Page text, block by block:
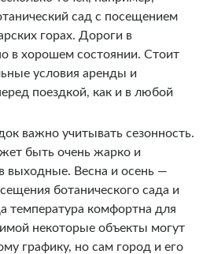
сад с посещением
горах. Дороги в
в хорошем состоянии. Стоит
условия аренды и
поездкой, как и в любой
важно учитывать сезонность.
быть очень жарко и
выходные. Весна и осень —
ботанического сада и
температура комфортна для
некоторые объекты могут
графику, но сам город и его